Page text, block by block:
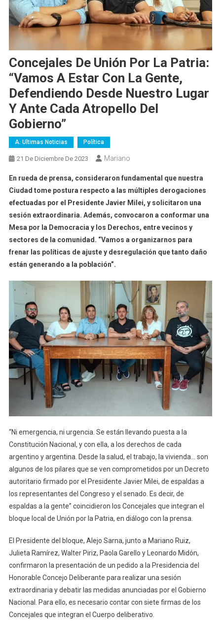
Concejales De Unión Por La Patria:
“Vamos A Estar Con La Gente,
Defendiendo Desde Nuestro Lugar
Y Ante Cada Atropello Del
Gobierno”
A. Ultimas Noticias Política
21 De Diciembre De 2023 Mariano
En rueda de prensa, consideraron fundamental que nuestra
Ciudad tome postura respecto a las múltiples derogaciones
efectuadas por el Presidente Javier Milei, y solicitaron una
sesión extraordinaria. Además, convocaron a conformar una
Mesa por la Democracia y los Derechos, entre vecinos y
sectores de la comunidad. “Vamos a organizarnos para
frenar las políticas de ajuste y desregulación que tanto daño
están generando a la población”.
“Ni emergencia, ni urgencia. Se están llevando puesta a la
Constitución Nacional, y con ella, a los derechos de cada
argentino y argentina. Desde la salud, el trabajo, la vivienda… son
algunos de los pilares que se ven comprometidos por un Decreto
autoritario firmado por el Presidente Javier Milei, de espaldas a
los representantes del Congreso y el senado. Es decir, de
espaldas a la gente” coincidieron los Concejales que integran el
bloque local de Unión por la Patria, en diálogo con la prensa.
El Presidente del bloque, Alejo Sarna, junto a Mariano Ruiz,
Julieta Ramírez, Walter Piriz, Paola Garello y Leonardo Midón,
confirmaron la presentación de un pedido a la Presidencia del
Honorable Concejo Deliberante para realizar una sesión
extraordinaria y debatir las medidas anunciadas por el Gobierno
Nacional. Para ello, es necesario contar con siete firmas de los
Concejales que integran el Cuerpo deliberativo.